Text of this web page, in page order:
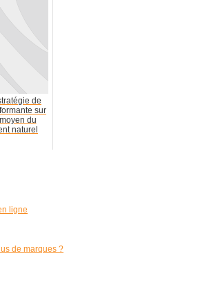
de
sur
du
naturel
ligne
de marques ?